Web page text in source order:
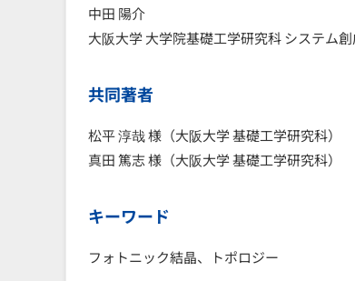
中田 陽介
大阪大学 大学院基礎工学研究科 システム
共同著者
松平 淳哉 様（大阪大学 基礎工学研究科）
真田 篤志 様（大阪大学 基礎工学研究科）
キーワード
フォトニック結晶、トポロジー